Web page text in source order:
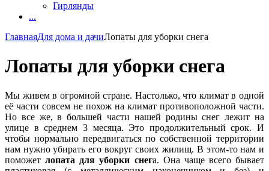
Гирлянды
...
ГлавнаяДля дома и дачиЛопаты для уборки снега
Лопаты для уборки снега
Мы живем в огромной стране. Настолько, что климат в одной
её части совсем не похож на климат противоположной части.
Но все же, в большей части нашей родины снег лежит на
улице в среднем 3 месяца. Это продолжительный срок. И
чтобы нормально передвигаться по собственной территории
нам нужно убирать его вокруг своих жилищ. В этом-то нам и
поможетлопата для уборки снега. Она чаще всего бывает